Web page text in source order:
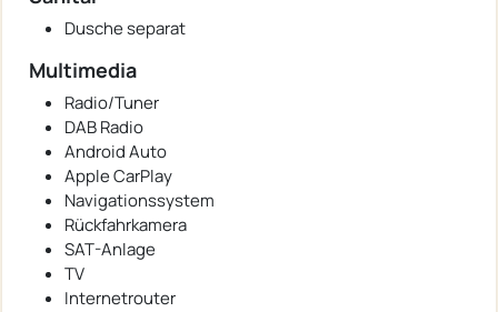
Dusche separat
Multimedia
Radio/Tuner
DAB Radio
Android Auto
Apple CarPlay
Navigationssystem
Rückfahrkamera
SAT-Anlage
TV
Internetrouter